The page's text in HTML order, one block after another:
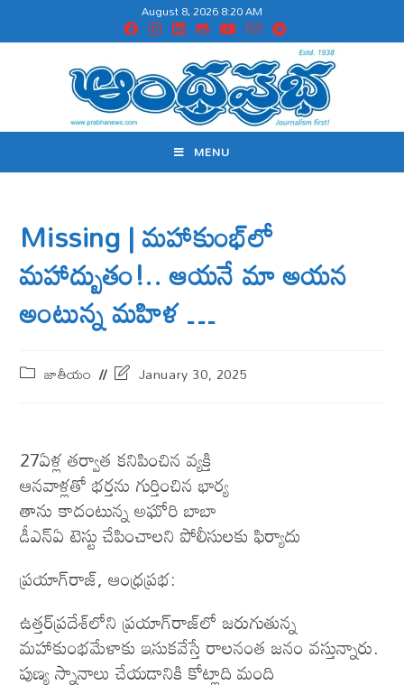
August 8, 2026 8:20 AM
MENU
Missing | మహాకుంభ్​లో
మహాద్బుతం!.. ఆయనే మా అయన
అంటున్న మహిళ …
జాతీయం January 30, 2025
27ఏళ్ల తర్వాత కనిపించిన వ్యక్తి
ఆనవాళ్లతో భర్తను గుర్తించిన భార్య
తాను కాదంటున్న అఘోరి బాబా
డీఎన్​ఏ టెస్టు చేపించాలని పోలీసులకు ఫిర్యాదు
ప్రయాగ్​రాజ్​, ఆంధ్రప్రభ:
ఉత్తర్​ప్రదేశ్​లోని ప్రయాగ్​రాజ్​లో జరుగుతున్న
మహాకుంభమేళాకు ఇసుకవేస్తే రాలనంత జనం వస్తున్నారు.
పుణ్య స్నానాలు చేయడానికి కోట్లాది మంది